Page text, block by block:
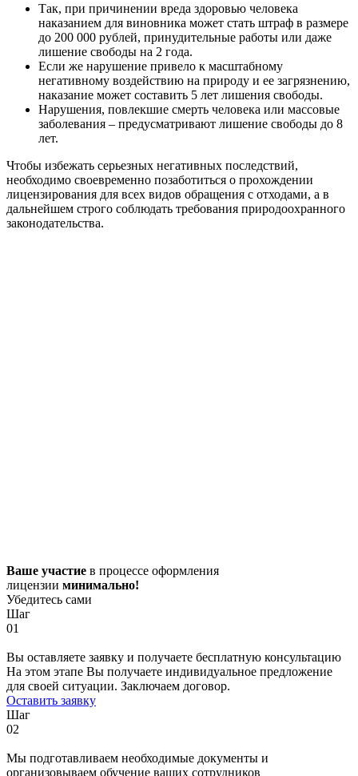
Так, при причинении вреда здоровью человека
наказанием для виновника может стать штраф в размере
до 200 000 рублей, принудительные работы или даже
лишение свободы на 2 года.
Если же нарушение привело к масштабному
негативному воздействию на природу и ее загрязнению,
наказание может составить 5 лет лишения свободы.
Нарушения, повлекшие смерть человека или массовые
заболевания – предусматривают лишение свободы до 8
лет.
Чтобы избежать серьезных негативных последствий,
необходимо своевременно позаботиться о прохождении
лицензирования для всех видов обращения с отходами, а в
дальнейшем строго соблюдать требования природоохранного
законодательства.
Ваше участие в процессе оформления
лицензии минимально!
Убедитесь сами
Шаг
01
Вы оставляете заявку и получаете бесплатную консультацию
На этом этапе Вы получаете индивидуальное предложение
для своей ситуации. Заключаем договор.
Оставить заявку
Шаг
02
Мы подготавливаем необходимые документы и
организовываем обучение ваших сотрудников